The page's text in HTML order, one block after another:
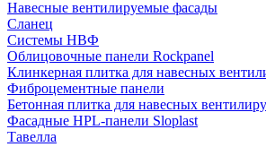
Навесные вентилируемые фасады
Сланец
Системы НВФ
Облицовочные панели Rockpanel
Клинкерная плитка для навесных
Фиброцементные панели
Бетонная плитка для навесных
Фасадные HPL-панели Sloplast
Тавелла